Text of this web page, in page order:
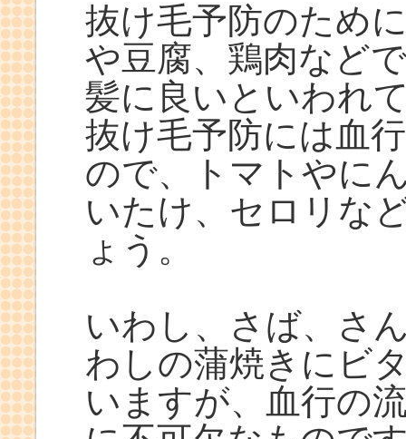
抜け毛予防のため
や豆腐、鶏肉など
髪に良いといわれ
抜け毛予防には血
ので、トマトやに
いたけ、セロリな
ょう。
いわし、さば、さ
わしの蒲焼きにビ
いますが、血行の